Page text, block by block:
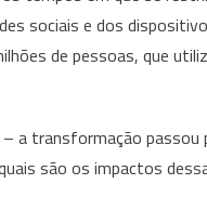
sociais e dos
de pessoas, que
a transformação passou
são os impactos